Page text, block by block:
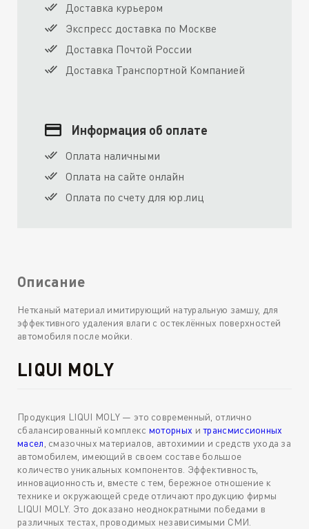
Доставка курьером
Экспресс доставка по Москве
Доставка Почтой России
Доставка Транспортной Компанией
Информация об оплате
Оплата наличными
Оплата на сайте онлайн
Оплата по счету для юр.лиц
Описание
Нетканый материал имитирующий натуральную замшу, для
эффективного удаления влаги с остеклённых поверхностей
автомобиля после мойки.
LIQUI MOLY
Продукция LIQUI MOLY — это современный, отлично
сбалансированный комплекс моторных итрансмиссионных
масел , смазочных материалов, автохимии и средств ухода за
автомобилем, имеющий в своем составе большое
количество уникальных компонентов. Эффективность,
инновационность и, вместе с тем, бережное отношение к
технике и окружающей среде отличают продукцию фирмы
LIQUI MOLY. Это доказано неоднократными победами в
различных тестах, проводимых независимыми СМИ.